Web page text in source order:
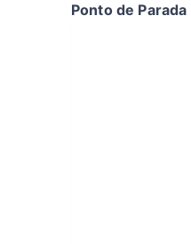
Ponto de Parada